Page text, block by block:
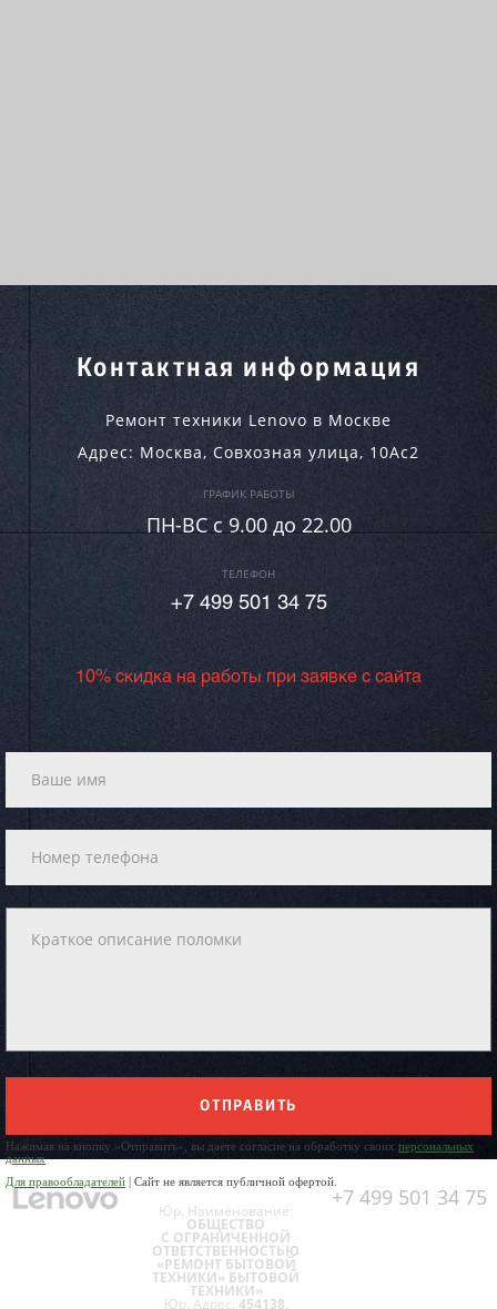
Контактная информация
Ремонт техники Lenovo в Москве
Адрес: Москва, Совхозная улица, 10Ас2
ГРАФИК РАБОТЫ
ПН-ВC c 9.00 до 22.00
ТЕЛЕФОН
+7 499 501 34 75
10% скидка на работы при заявке с сайта
ОТПРАВИТЬ
Нажимая на кнопку «Отправить», вы даете согласие на обработку своих персональных
данных
Для правообладателей | Сайт не является публичной офертой.
+7 499 501 34 75
Юр. Наименование:
ОБЩЕСТВО
С ОГРАНИЧЕННОЙ
ОТВЕТСТВЕННОСТЬЮ
«РЕМОНТ БЫТОВОЙ
ТЕХНИКИ» БЫТОВОЙ
ТЕХНИКИ»
Юр. Адрес: 454138,